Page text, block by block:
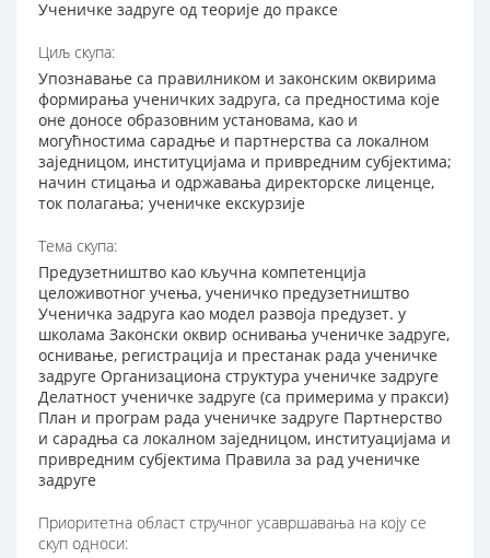
Ученичке задруге од теорије до праксе
Циљ скупа:
Упознавање са правилником и законским оквирима
формирања ученичких задруга, са предностима које
оне доносе образовним установама, као и
могућностима сарадње и партнерства са локалном
заједницом, институцијама и привредним субјектима;
начин стицања и одржавања директорске лиценце,
ток полагања; ученичке екскурзије
Тема скупа:
Предузетништво као кључна компетенција
целоживотног учења, ученичко предузетништво
Ученичка задруга као модел развоја предузет. у
школама Законски оквир оснивања ученичке задруге,
оснивање, регистрација и престанак рада ученичке
задруге Организациона структура ученичке задруге
Делатност ученичке задруге (са примерима у пракси)
План и програм рада ученичке задруге Партнерство
и сарадња са локалном заједницом, институацијама и
привредним субјектима Правила за рад ученичке
задруге
Приоритетна област стручног усавршавања на коју се
скуп односи: